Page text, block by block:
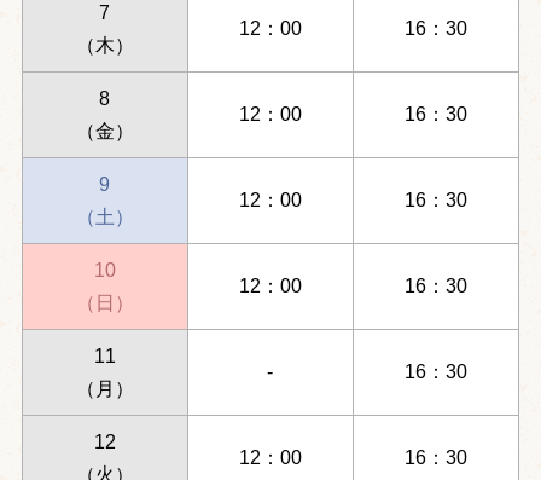
7
（木）
12：00 16：30
8
（金）
12：00 16：30
9
（土）
12：00 16：30
10
（日）
12：00 16：30
11
（月）
- 16：30
12
（火）
12：00 16：30